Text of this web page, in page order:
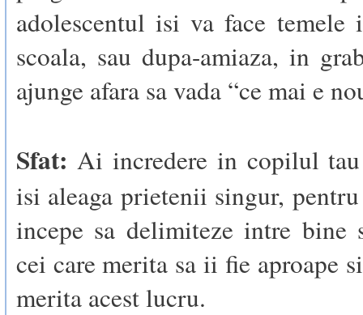
adolescentul isi va face temele
scoala, sau dupa-amiaza, in
ajunge afara sa vada “ce mai e
Sfat: Ai incredere in copilul
isi aleaga prietenii singur,
incepe sa delimiteze intre bine
cei care merita sa ii fie aproape
merita acest lucru.